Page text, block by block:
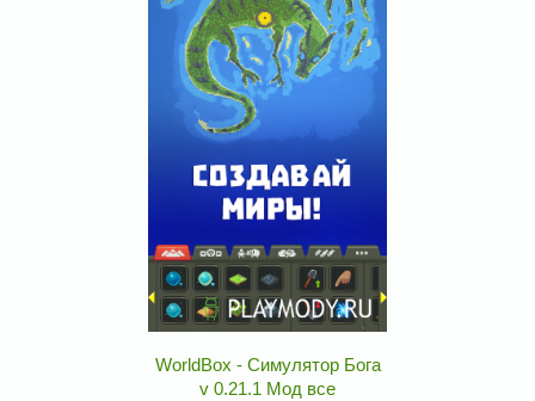
WorldBox - Симулятор Бога
v 0.21.1 Мод все